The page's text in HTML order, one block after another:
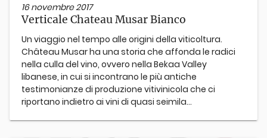
16 novembre 2017
Verticale Chateau Musar Bianco
Un viaggio nel tempo alle origini della viticoltura.
Château Musar ha una storia che affonda le radici
nella culla del vino, ovvero nella Bekaa Valley
libanese, in cui si incontrano le più antiche
testimonianze di produzione vitivinicola che ci
riportano indietro ai vini di quasi seimila...